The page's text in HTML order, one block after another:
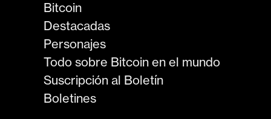
Bitcoin
Destacadas
Personajes
Todo sobre Bitcoin en el mundo
Suscripción al Boletín
Boletines